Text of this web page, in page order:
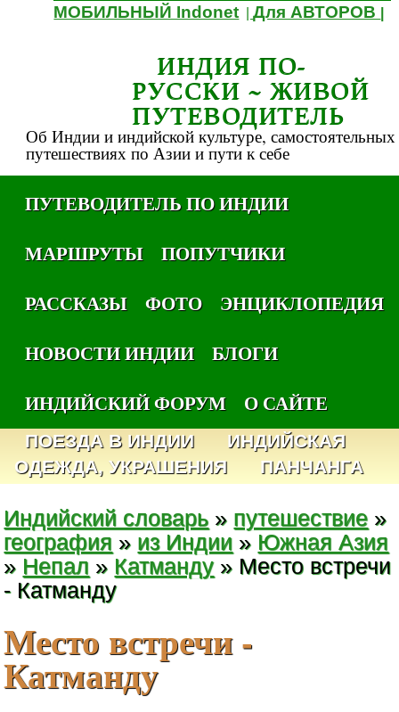
МОБИЛЬНЫЙ Indonet |Для АВТОРОВ
ИНДИЯ ПО-
РУССКИ ~ ЖИВОЙ
ПУТЕВОДИТЕЛЬ
Об Индии и индийской культуре, самостоятельных
путешествиях по Азии и пути к себе
ПУТЕВОДИТЕЛЬ ПО ИНДИИ
МАРШРУТЫ
ПОПУТЧИКИ
РАССКАЗЫ
ФОТО
ЭНЦИКЛОПЕДИЯ
НОВОСТИ ИНДИИ
БЛОГИ
ИНДИЙСКИЙ ФОРУМ
О САЙТЕ
ПОЕЗДА В ИНДИИ
ИНДИЙСКАЯ
ОДЕЖДА, УКРАШЕНИЯ
ПАНЧАНГА
Индийский словарь » путешествие »
география » из Индии » Южная Азия
» Непал » Катманду» Место встречи
- Катманду
Место встречи -
Катманду